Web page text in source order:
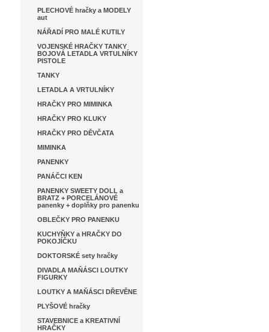
PLECHOVÉ hračky a MODELY
aut
NÁŘADÍ PRO MALÉ KUTILY
VOJENSKÉ HRAČKY TANKY
BOJOVÁ LETADLA VRTULNÍKY
PISTOLE
TANKY
LETADLA A VRTULNÍKY
HRAČKY PRO MIMINKA
HRAČKY PRO KLUKY
HRAČKY PRO DĚVČATA
MIMINKA
PANENKY
PANÁČCI KEN
PANENKY SWEETY DOLL a
BRATZ + PORCELÁNOVÉ
panenky + doplňky pro panenku
OBLEČKY PRO PANENKU
KUCHYŇKY a HRAČKY DO
POKOJÍČKU
DOKTORSKÉ sety hračky
DIVADLA MAŇÁSCI LOUTKY
FIGURKY
LOUTKY A MAŇÁSCI DŘEVĚNE
PLYŠOVÉ hračky
STAVEBNICE a KREATIVNÍ
HRAČKY